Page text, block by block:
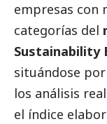
empresas con
categorías del
Sustainability
situándose
los análisis
el índice